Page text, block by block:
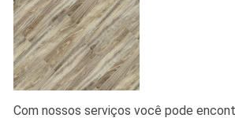
Com nossos serviços você pode